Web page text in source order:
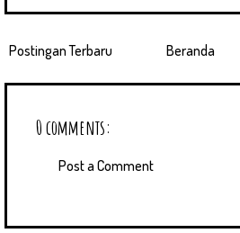
Postingan Terbaru Beranda
0 comments:
Post a Comment